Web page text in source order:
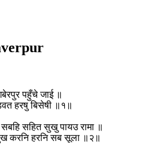
पहुँचे जाई ॥
हरषु बिसेषी ॥१॥
सहित सुखु पायउ रामा ॥
करनि हरनि सब सूला ॥२॥